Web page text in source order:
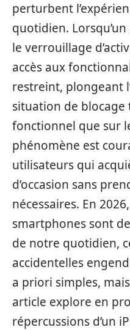
perturbent
quotidien.
le verrouillage
accès aux
restreint, plongeant
situation de blocage
fonctionnel que sur
phénomène est
utilisateurs qui
d’occasion sans
nécessaires. En
smartphones sont
de notre quotidien,
accidentelles
a priori simples,
article explore en
répercussions d’un